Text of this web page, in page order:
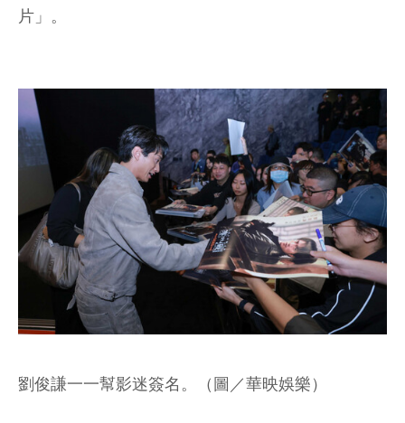
片」。
劉俊謙一一幫影迷簽名。（圖／華映娛樂）